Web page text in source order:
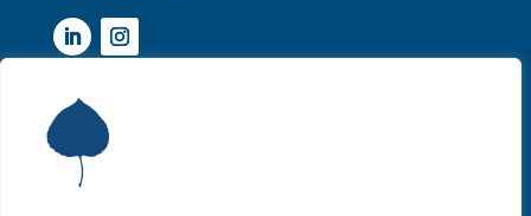
P Institut Aspen France
P Qui sommes-nous ?
Nos missions